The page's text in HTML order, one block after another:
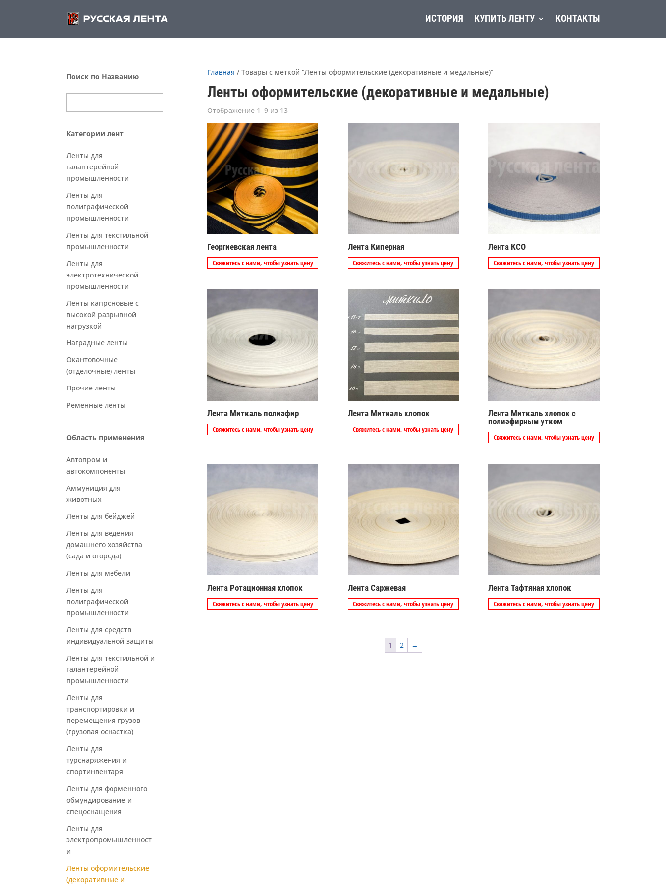
ИСТОРИЯ КУПИТЬ ЛЕНТУ КОНТАКТЫ
Главная / Товары с меткой “Ленты оформительские (декоративные и медальные)”
Ленты оформительские (декоративные и медальные)
Отображение 1–9 из 13
Георгиевская лента
Свяжитесь с нами, чтобы узнать цену
Лента Киперная
Свяжитесь с нами, чтобы узнать цену
Лента КСО
Свяжитесь с нами, чтобы узнать цену
Лента Миткаль полиэфир
Свяжитесь с нами, чтобы узнать цену
Лента Миткаль хлопок
Свяжитесь с нами, чтобы узнать цену
Лента Миткаль хлопок с
полиэфирным утком
Свяжитесь с нами, чтобы узнать цену
Лента Ротационная хлопок
Свяжитесь с нами, чтобы узнать цену
Лента Саржевая
Свяжитесь с нами, чтобы узнать цену
Лента Тафтяная хлопок
Свяжитесь с нами, чтобы узнать цену
1 2 →
Поиск по Названию
Категории лент
Ленты для
галантерейной
промышленности
Ленты для
полиграфической
промышленности
Ленты для текстильной
промышленности
Ленты для
электротехнической
промышленности
Ленты капроновые с
высокой разрывной
нагрузкой
Наградные ленты
Окантовочные
(отделочные) ленты
Прочие ленты
Ременные ленты
Область применения
Автопром и
автокомпоненты
Аммуниция для
животных
Ленты для бейджей
Ленты для ведения
домашнего хозяйства
(сада и огорода)
Ленты для мебели
Ленты для
полиграфической
промышленности
Ленты для средств
индивидуальной защиты
Ленты для текстильной и
галантерейной
промышленности
Ленты для
транспортировки и
перемещения грузов
(грузовая оснастка)
Ленты для
турснаряжения и
спортинвентаря
Ленты для форменного
обмундирование и
спецоснащения
Ленты для
электропромышленност
и
Ленты оформительские
(декоративные и